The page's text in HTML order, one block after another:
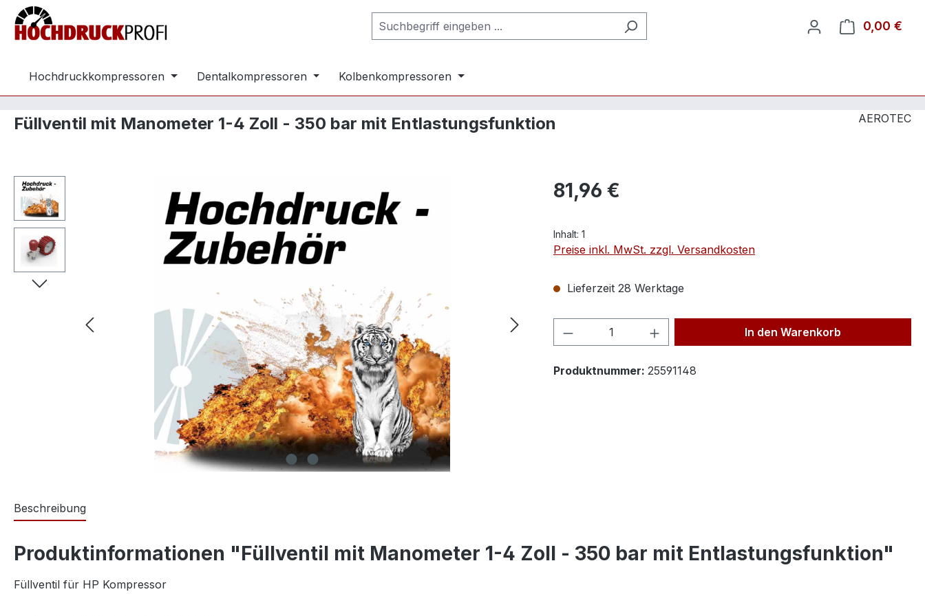
Hauptinhalt springen
Zur Suche springen
Zur Hauptnavigation springen
0,00 €
Hochdruckkompressoren Dentalkompressoren Kolbenkompressoren
Füllventil mit Manometer 1-4 Zoll - 350 bar mit Entlastungsfunktion AEROTEC
Bildergalerie überspringen 81,96 €
Inhalt: 1
Preise inkl. MwSt. zzgl. Versandkosten
Lieferzeit 28 Werktage
Produkt Anzahl: Gib den gewünschten Wert
In den Warenkorb
Produktnummer: 25591148
Beschreibung
Produktinformationen "Füllventil mit Manometer 1-4 Zoll - 350 bar mit Entlastungsfunktion"
Füllventil für HP Kompressor